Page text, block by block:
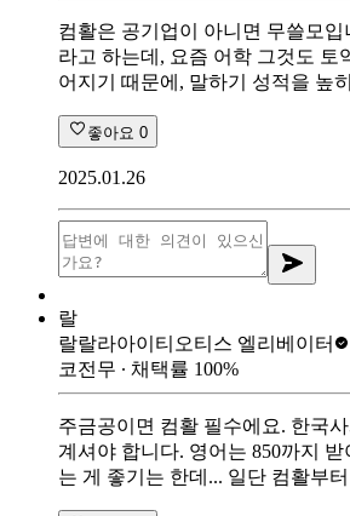
컴활은 공기업이 아니면 무쓸모입
라고 하는데, 요즘 어학 그것도 토
어지기 때문에, 말하기 성적을 높
좋아요 0
2025.01.26
랄
랄랄라아이티 오티스 엘리베이터
코전무 ∙ 채택률 100%
주금공이면 컴활 필수에요. 한국
계셔야 합니다. 영어는 850까지
는 게 좋기는 한데... 일단 컴활부